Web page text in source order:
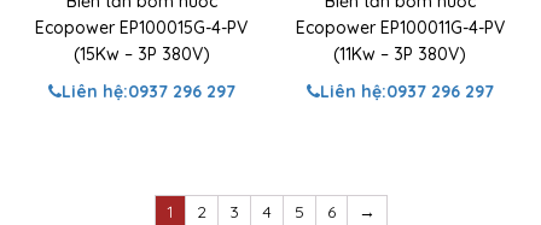
Ecopower EP100015G-4-PV
(15Kw – 3P 380V)
Liên hệ:0937 296 297
Ecopower EP100011G-4-PV
(11Kw – 3P 380V)
Liên hệ:0937 296 297
1 2 3 4 5 6 →